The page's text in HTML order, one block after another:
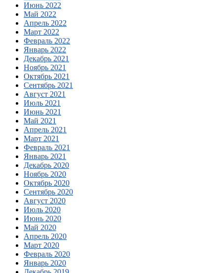
Июнь 2022
Май 2022
Апрель 2022
Март 2022
Февраль 2022
Январь 2022
Декабрь 2021
Ноябрь 2021
Октябрь 2021
Сентябрь 2021
Август 2021
Июль 2021
Июнь 2021
Май 2021
Апрель 2021
Март 2021
Февраль 2021
Январь 2021
Декабрь 2020
Ноябрь 2020
Октябрь 2020
Сентябрь 2020
Август 2020
Июль 2020
Июнь 2020
Май 2020
Апрель 2020
Март 2020
Февраль 2020
Январь 2020